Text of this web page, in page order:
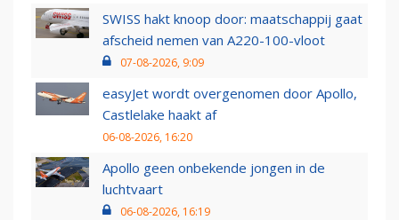
SWISS hakt knoop door: maatschappij gaat
afscheid nemen van A220-100-vloot
07-08-2026, 9:09
easyJet wordt overgenomen door Apollo,
Castlelake haakt af
06-08-2026, 16:20
Apollo geen onbekende jongen in de
luchtvaart
06-08-2026, 16:19